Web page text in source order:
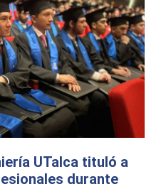
UTalca tituló a
durante